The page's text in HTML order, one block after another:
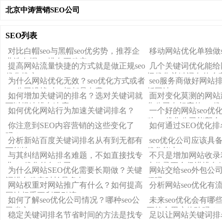
北京中涛营销SEO公司
SEO列表
对比白帽seo与黑帽seo优劣势，推荐企
业选白帽seo排名更稳定
移动网站优化单独
提高网站流量快捷的方式就是做正规seo
优化推广
几个关键词优化能
择优化关键词有什么
为什么网站优化无效？seo优化方式或者
seo公司没找对一切都是白费
seo服务商做好网站
析网站
如何增加关键词的排名？选对关键词就
可以提速排名速度
面对变化莫测的网
化公司有相应的seo
如何优化网站行为加速关键词排名？
一个好的网站seo优
种seo优化公司能帮
你注意到SEO内容营销的这些变化了
吗？
如何通过SEO优化
分析新站百度关键词排名从有到无都有
可能性
seo优化公司应该具
优化能力？
与其纠结网站排名难题，不如直接找专
业seo优化外包公司
不只是增加网站收
少收录更会促进排名
为什么网站SEO优化需要长期做？关键
词排名稳定时长是多久？
网站交给seo外包公
程吗？
网站权重对网站推广有什么？如何提高
网站权重更利于引流？
分析网站seo优化有
如何了解seo优化公司情况？哪种seo公
司省心？
未来seo优化会有哪
更符合用户体验吗？
稳定关键词排名节省时间的方法是找专
足以让网站关键词